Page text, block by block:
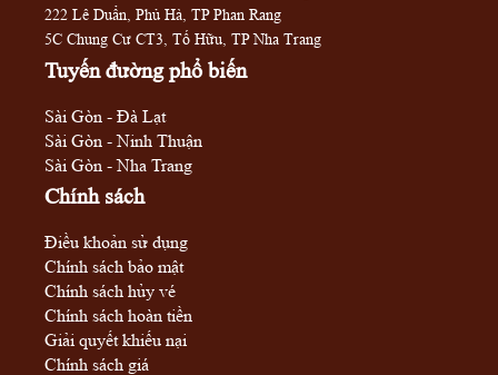
222 Lê Duẩn, Phủ Hà, TP Phan Rang
5C Chung Cư CT3, Tố Hữu, TP Nha Trang
Tuyến đường phổ biến
Sài Gòn - Đà Lạt
Sài Gòn - Ninh Thuận
Sài Gòn - Nha Trang
Chính sách
Điều khoản sử dụng
Chính sách bảo mật
Chính sách hủy vé
Chính sách hoàn tiền
Giải quyết khiếu nại
Chính sách giá